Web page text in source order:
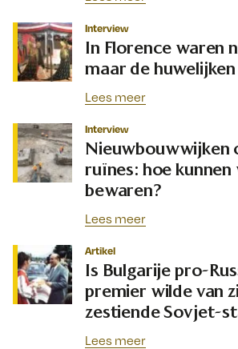
Interview
In Florence waren
maar de
Lees meer
Interview
Nieuwbouwwijken
ruïnes: hoe
bewaren?
Lees meer
Artikel
Is Bulgarije pro-
premier wilde van
zestiende Sovjet-
Lees meer